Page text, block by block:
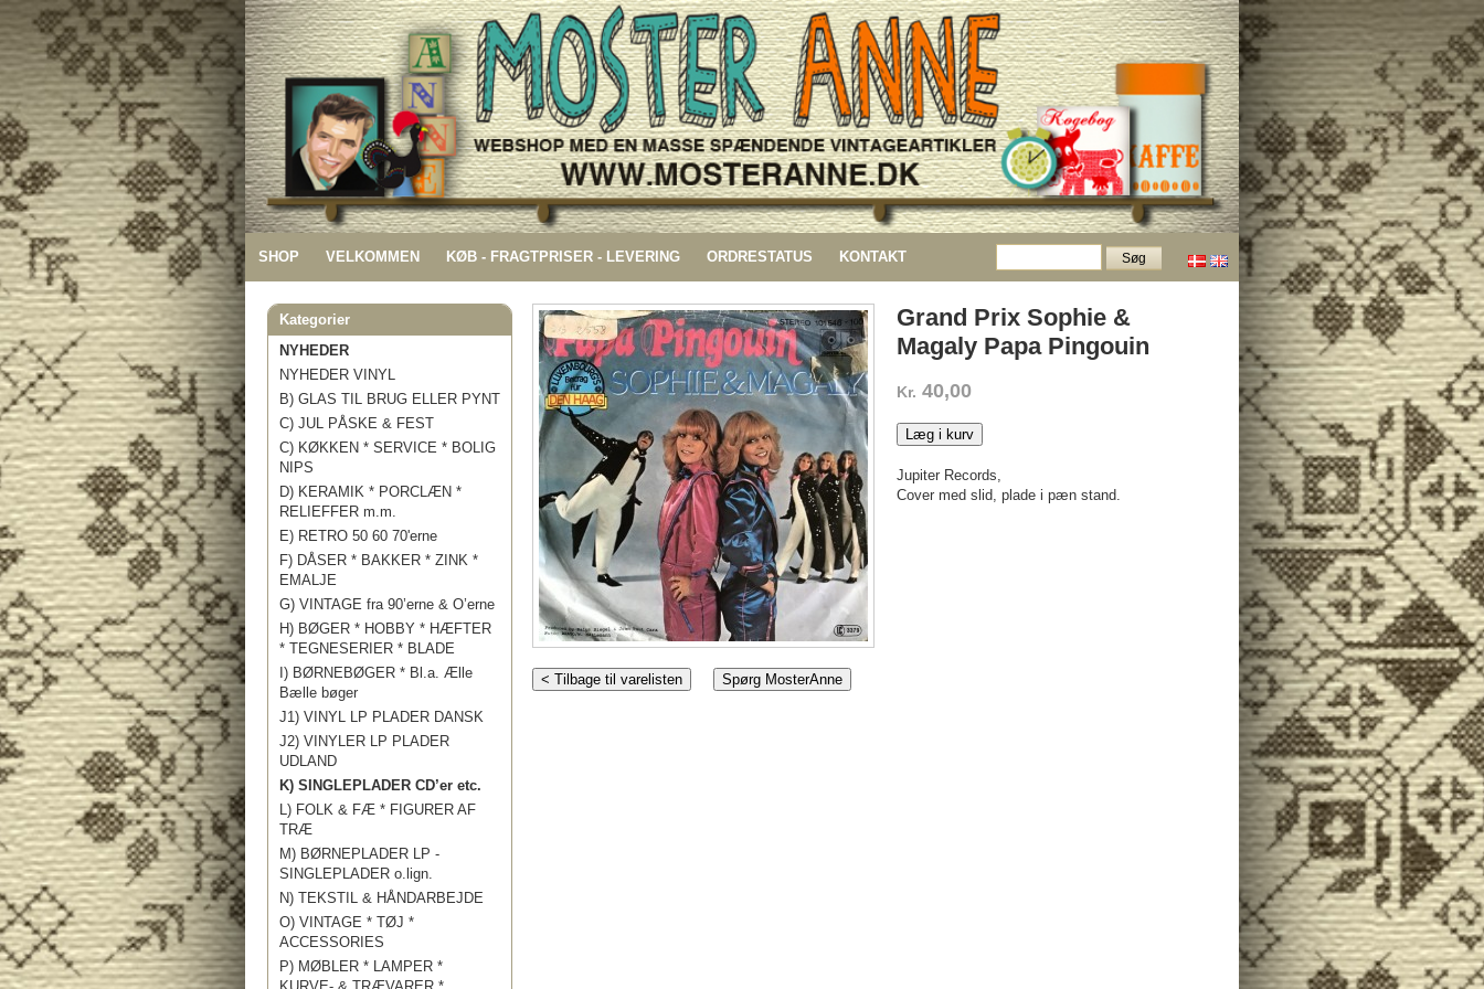
SHOP VELKOMMEN KØB - FRAGTPRISER - LEVERING ORDRESTATUS KONTAKT
Kategorier
NYHEDER
NYHEDER VINYL
B) GLAS TIL BRUG ELLER PYNT
C) JUL PÅSKE & FEST
C) KØKKEN * SERVICE * BOLIG
NIPS
D) KERAMIK * PORCLÆN *
RELIEFFER m.m.
E) RETRO 50 60 70'erne
F) DÅSER * BAKKER * ZINK *
EMALJE
G) VINTAGE fra 90’erne & O’erne
H) BØGER * HOBBY * HÆFTER
* TEGNESERIER * BLADE
I) BØRNEBØGER * Bl.a. Ælle
Bælle bøger
J1) VINYL LP PLADER DANSK
J2) VINYLER LP PLADER
UDLAND
K) SINGLEPLADER CD’er etc.
L) FOLK & FÆ * FIGURER AF
TRÆ
M) BØRNEPLADER LP -
SINGLEPLADER o.lign.
N) TEKSTIL & HÅNDARBEJDE
O) VINTAGE * TØJ *
ACCESSORIES
P) MØBLER * LAMPER *
Grand Prix Sophie &
Magaly Papa Pingouin
Kr. 40,00
Læg i kurv
Jupiter Records,
Cover med slid, plade i pæn stand.
< Tilbage til varelisten Spørg MosterAnne